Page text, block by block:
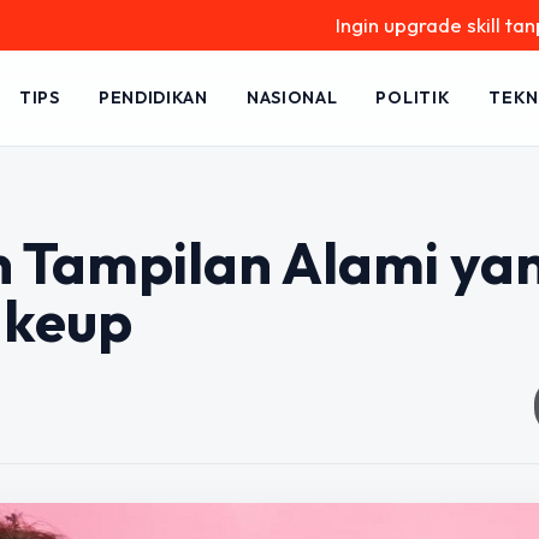
Ingin upgrade skill tanpa
TIPS PENDIDIKAN NASIONAL POLITIK
Alami